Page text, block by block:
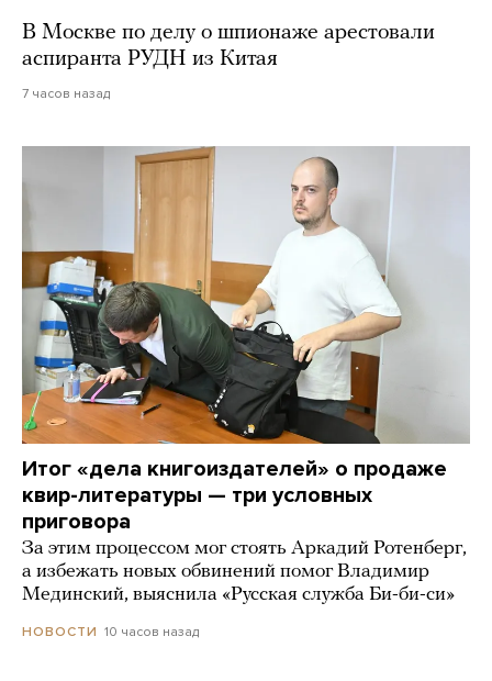
В Москве по делу о шпионаже арестовали
аспиранта РУДН из Китая
7 часов назад
Итог «дела книгоиздателей» о продаже
квир-литературы — три условных
приговора
За этим процессом мог стоять Аркадий Ротенберг,
а избежать новых обвинений помог Владимир
Мединский, выяснила «Русская служба Би-би-си»
НОВОСТИ 10 часов назад